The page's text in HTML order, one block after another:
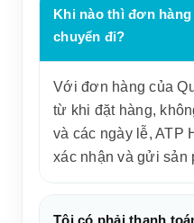
Khi nào thì đơn
chuyển đi?
Với đơn hàng của
từ khi đặt hàng,
và các ngày lễ, ATP
xác nhận và gửi sản
Tôi có phải thanh